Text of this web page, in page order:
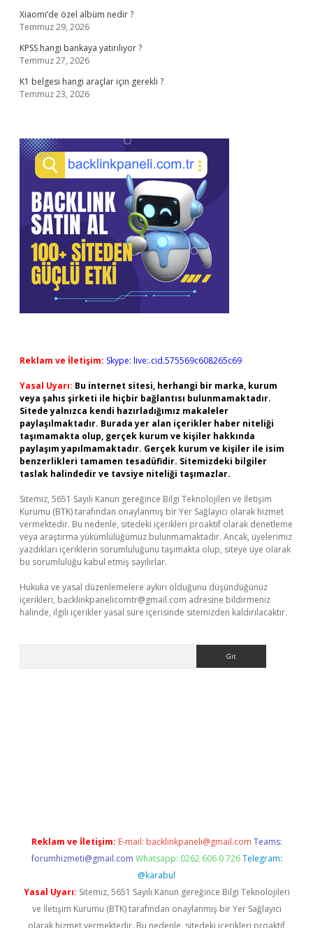
Xiaomi’de özel albüm nedir ?
Temmuz 29, 2026
KPSS hangi bankaya yatırılıyor ?
Temmuz 27, 2026
K1 belgesi hangi araçlar için gerekli ?
Temmuz 23, 2026
Reklam ve İletişim: Skype: live:.cid.575569c608265c69
Yasal Uyarı: Bu internet sitesi, herhangi bir marka, kurum
veya şahıs şirketi ile hiçbir bağlantısı bulunmamaktadır.
Sitede yalnızca kendi hazırladığımız makaleler
paylaşılmaktadır. Burada yer alan içerikler haber niteliği
taşımamakta olup, gerçek kurum ve kişiler hakkında
paylaşım yapılmamaktadır. Gerçek kurum ve kişiler ile isim
benzerlikleri tamamen tesadüfidir. Sitemizdeki bilgiler
taslak halindedir ve tavsiye niteliği taşımazlar.
Sitemiz, 5651 Sayılı Kanun gereğince Bilgi Teknolojileri ve İletişim
Kurumu (BTK) tarafından onaylanmış bir Yer Sağlayıcı olarak hizmet
vermektedir. Bu nedenle, sitedeki içerikleri proaktif olarak denetleme
veya araştırma yükümlülüğümüz bulunmamaktadır. Ancak, üyelerimiz
yazdıkları içeriklerin sorumluluğunu taşımakta olup, siteye üye olarak
bu sorumluluğu kabul etmiş sayılırlar.
Hukuka ve yasal düzenlemelere aykırı olduğunu düşündüğünüz
içerikleri, backlinkpanelicomtr@gmail.com adresine bildirmeniz
halinde, ilgili içerikler yasal süre içerisinde sitemizden kaldırılacaktır.
Reklam ve İletişim: E-mail: backlinkpaneli@gmail.com Teams:
forumhizmeti@gmail.com Whatsapp: 0262 606 0 726 Telegram:
@karabul
Yasal Uyarı: Sitemiz, 5651 Sayılı Kanun gereğince Bilgi Teknolojileri
ve İletişim Kurumu (BTK) tarafından onaylanmış bir Yer Sağlayıcı
olarak hizmet vermektedir. Bu nedenle, sitedeki içerikleri proaktif